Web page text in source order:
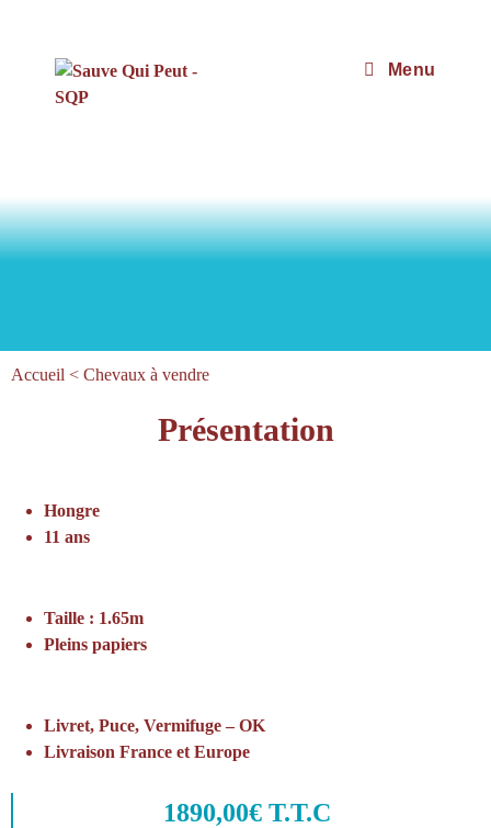
Menu
Accueil < Chevaux à vendre
Présentation
Hongre
11 ans
Taille : 1.65m
Pleins papiers
Livret, Puce, Vermifuge – OK
Livraison France et Europe
1890,00€ T.T.C